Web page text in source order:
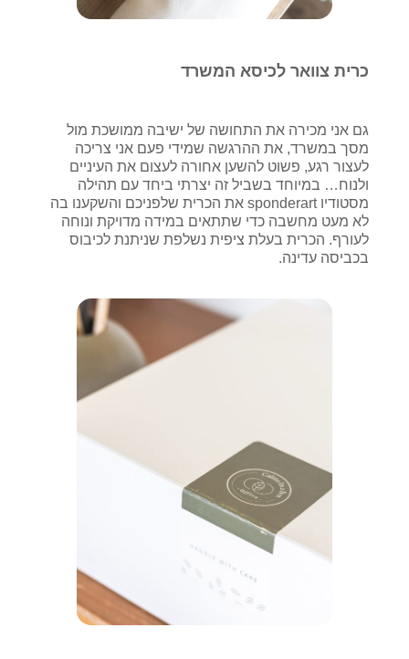
כרית צוואר לכיסא המשרד
גם אני מכירה את התחושה של ישיבה ממושכת מול
מסך במשרד, את ההרגשה שמידי פעם אני צריכה
לעצור רגע, פשוט להשען אחורה לעצום את העיניים
ולנוח… במיוחד בשביל זה יצרתי ביחד עם תהילה
מסטודיו sponderart את הכרית שלפניכם והשקענו בה
לא מעט מחשבה כדי שתתאים במידה מדויקת ונוחה
לעורף. הכרית בעלת ציפית נשלפת שניתנת לכיבוס
בכביסה עדינה.